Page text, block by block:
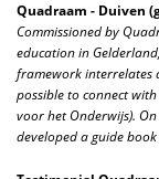
Quadraam - Duiven
Commissioned by
education in
framework interrelates
possible to connect
voor het Onderwijs).
developed a guide